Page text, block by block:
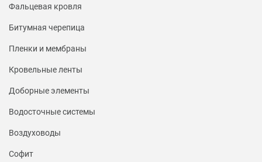
Фальцевая кровля
Битумная черепица
Пленки и мембраны
Кровельные ленты
Доборные элементы
Водосточные системы
Воздуховоды
Софит